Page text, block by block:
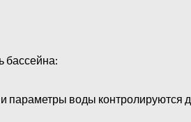
бассейна:
воды контролируются